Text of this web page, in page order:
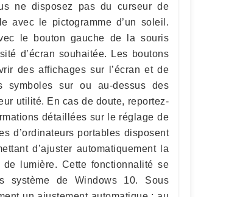
ne disposez pas du curseur de
avec le pictogramme d’un soleil.
le bouton gauche de la souris
d’écran souhaitée. Les boutons
des affichages sur l’écran et de
symboles sur ou au-dessus des
utilité. En cas de doute, reportez-
détaillées sur le réglage de
d’ordinateurs portables disposent
d’ajuster automatiquement la
de lumière. Cette fonctionnalité se
système de Windows 10. Sous